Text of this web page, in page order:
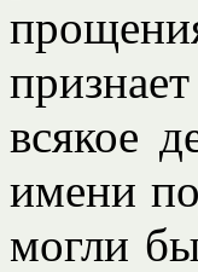
всякое
имени
могли